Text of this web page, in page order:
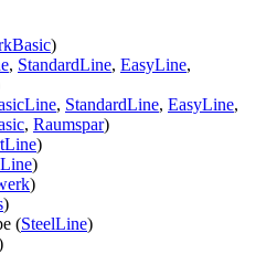
)
, StandardLine, EasyLine,
, StandardLine, EasyLine,
, Raumspar)
)
)
)
)
(SteelLine)